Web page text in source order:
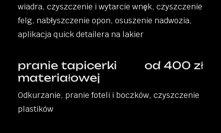
wiadra, czyszczenie i wytarcie wnęk, czyszczenie
felg, nabłyszczenie opon, osuszenie nadwozia,
aplikacja quick detailera na lakier
pranie tapicerki
materiałowej
od 400 zł
Odkurzanie, pranie foteli i boczków, czyszczenie
plastików